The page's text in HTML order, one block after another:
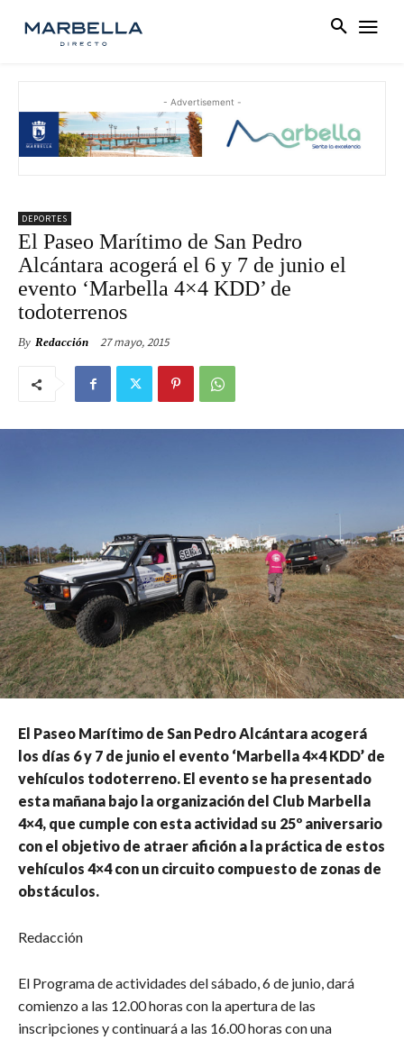
- Advertisement -
DEPORTES
El Paseo Marítimo de San Pedro
Alcántara acogerá el 6 y 7 de junio el
evento ‘Marbella 4×4 KDD’ de
todoterrenos
By Redacción 27 mayo, 2015
El Paseo Marítimo de San Pedro Alcántara acogerá
los días 6 y 7 de junio el evento ‘Marbella 4×4 KDD’ de
vehículos todoterreno. El evento se ha presentado
esta mañana bajo la organización del Club Marbella
4×4, que cumple con esta actividad su 25º aniversario
con el objetivo de atraer afición a la práctica de estos
vehículos 4×4 con un circuito compuesto de zonas de
obstáculos.
Redacción
El Programa de actividades del sábado, 6 de junio, dará
comienzo a las 12.00 horas con la apertura de las
inscripciones y continuará a las 16.00 horas con una